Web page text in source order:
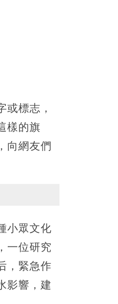
標志，
樣的旗
向網友們
小眾文化
一位研究
，緊急作
影響，建